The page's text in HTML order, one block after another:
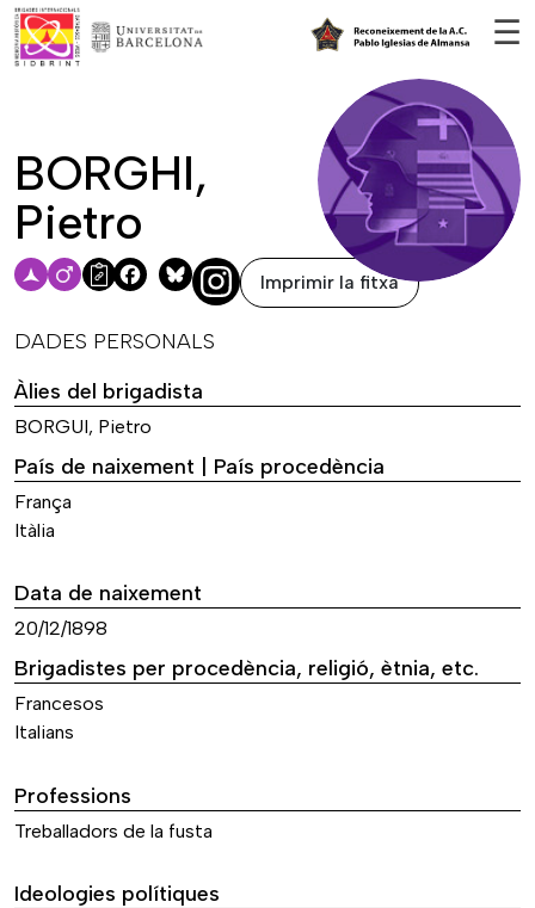
☰
BORGHI,
Pietro
Facebook
Bluesky Imprimir la fitxa
DADES PERSONALS
Àlies del brigadista
BORGUI, Pietro
País de naixement | País procedència
França
Itàlia
Data de naixement
20/12/1898
Brigadistes per procedència, religió, ètnia, etc.
Francesos
Italians
Professions
Treballadors de la fusta
Ideologies polítiques